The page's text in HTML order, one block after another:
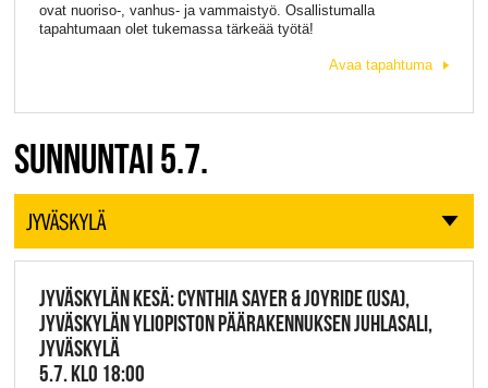
ovat nuoriso-, vanhus- ja vammaistyö. Osallistumalla
tapahtumaan olet tukemassa tärkeää työtä!
Avaa tapahtuma
SUNNUNTAI 5.7.
JYVÄSKYLÄ
JYVÄSKYLÄN KESÄ: CYNTHIA SAYER & JOYRIDE (USA),
JYVÄSKYLÄN YLIOPISTON PÄÄRAKENNUKSEN JUHLASALI,
JYVÄSKYLÄ
5.7. KLO 18:00